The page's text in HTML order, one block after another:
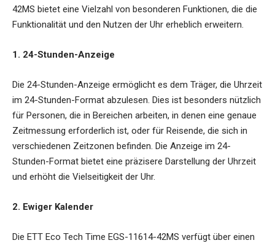
42MS bietet eine Vielzahl von besonderen Funktionen, die die
Funktionalität und den Nutzen der Uhr erheblich erweitern.
1. 24-Stunden-Anzeige
Die 24-Stunden-Anzeige ermöglicht es dem Träger, die Uhrzeit
im 24-Stunden-Format abzulesen. Dies ist besonders nützlich
für Personen, die in Bereichen arbeiten, in denen eine genaue
Zeitmessung erforderlich ist, oder für Reisende, die sich in
verschiedenen Zeitzonen befinden. Die Anzeige im 24-
Stunden-Format bietet eine präzisere Darstellung der Uhrzeit
und erhöht die Vielseitigkeit der Uhr.
2. Ewiger Kalender
Die ETT Eco Tech Time EGS-11614-42MS verfügt über einen